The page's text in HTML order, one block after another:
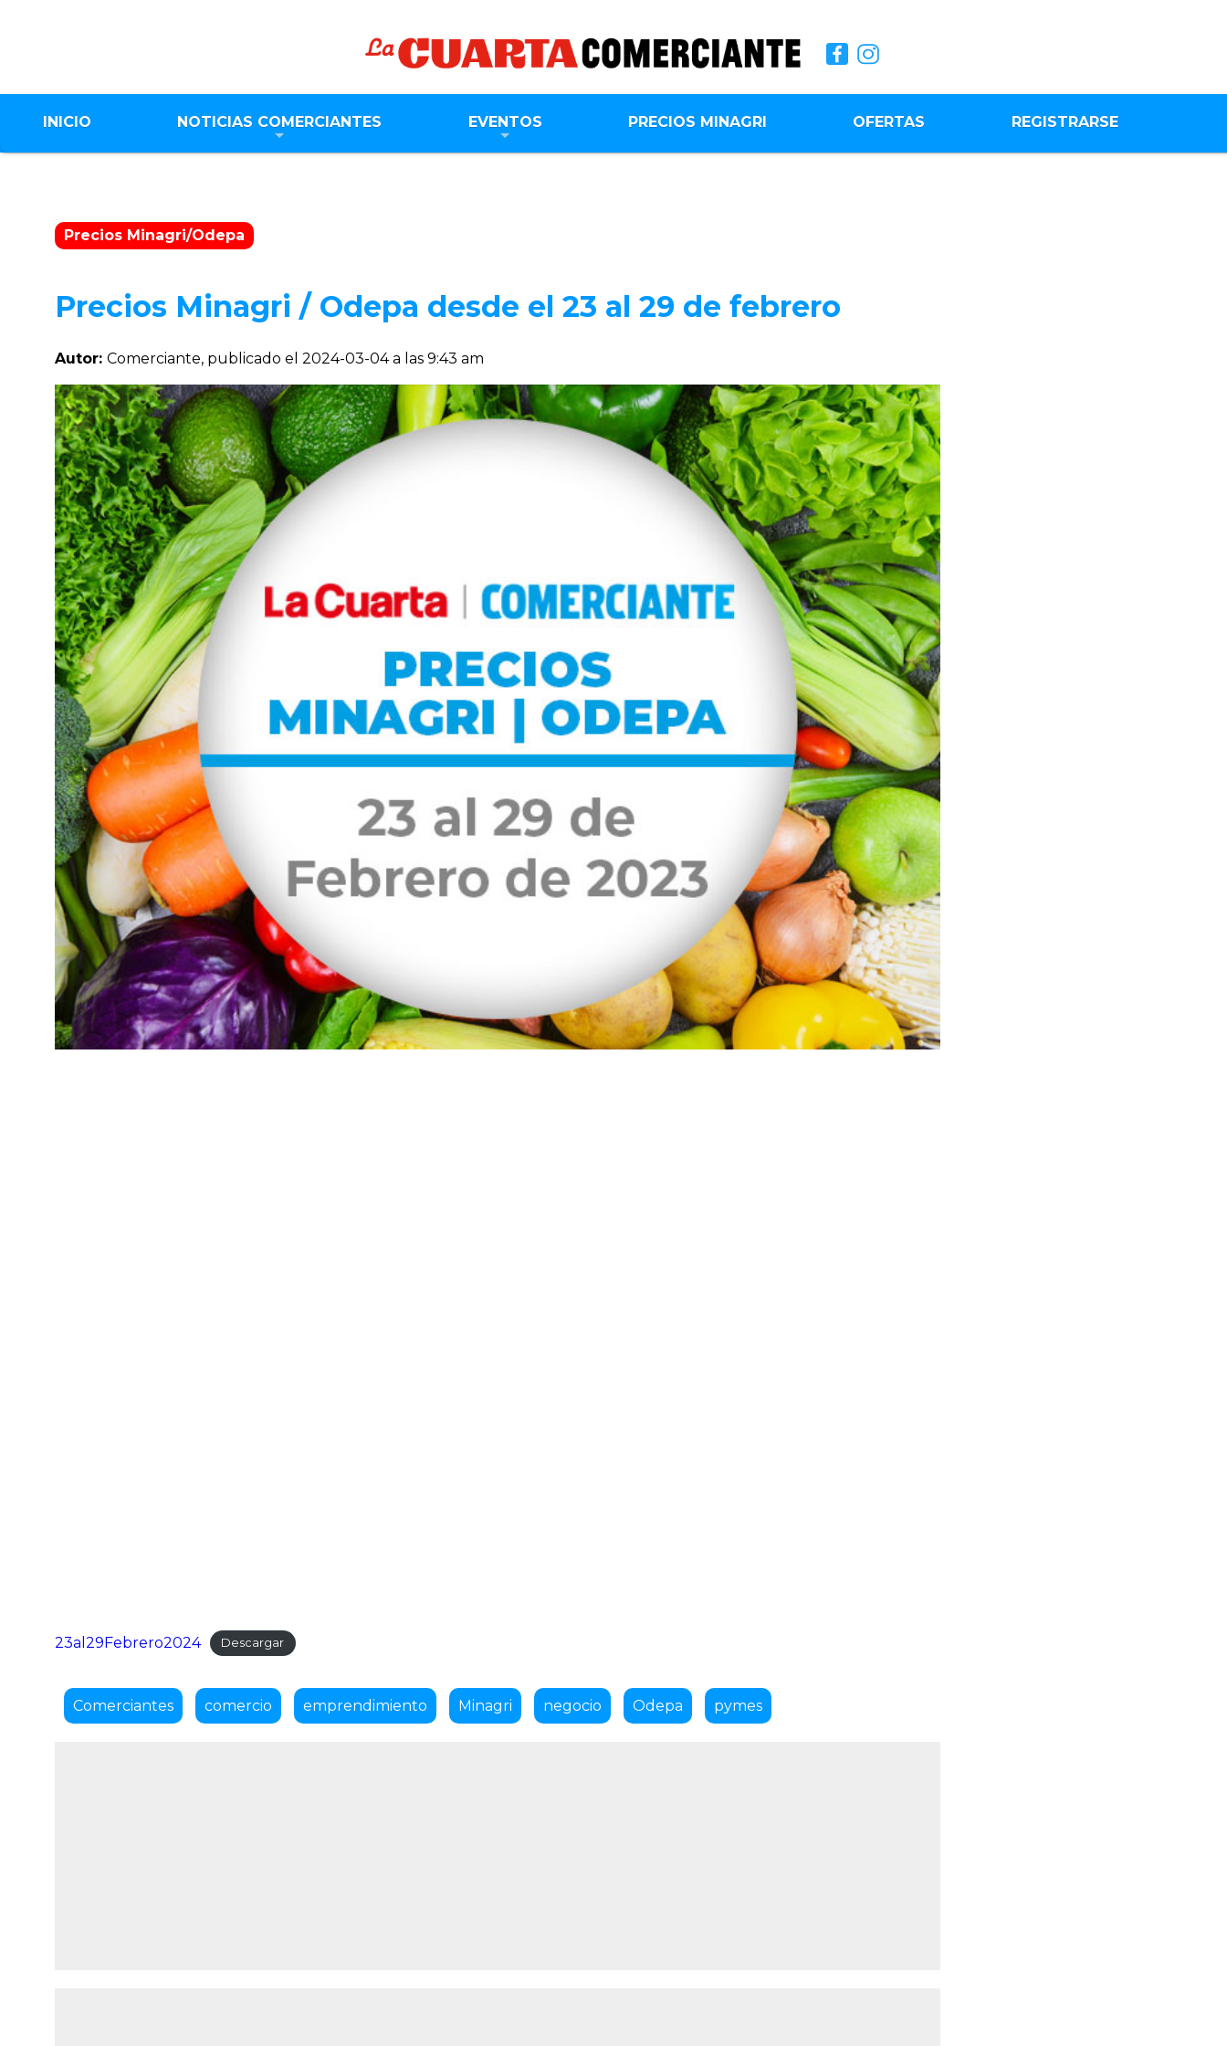
INICIO NOTICIAS COMERCIANTES EVENTOS PRECIOS MINAGRI OFERTAS REGISTRARSE
Precios Minagri/Odepa
Precios Minagri / Odepa desde el 23 al 29 de febrero
Autor: Comerciante, publicado el 2024-03-04 a las 9:43 am
23al29Febrero2024 Descargar
Comerciantes comercio emprendimiento Minagri negocio Odepa pymes